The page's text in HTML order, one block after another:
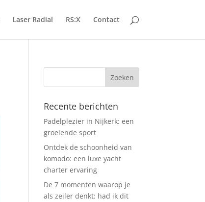
Laser Radial RS:X Contact
Recente berichten
Padelplezier in Nijkerk: een
groeiende sport
Ontdek de schoonheid van
komodo: een luxe yacht
charter ervaring
De 7 momenten waarop je
als zeiler denkt: had ik dit